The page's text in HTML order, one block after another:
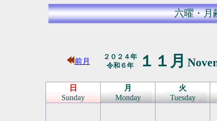
六曜・月
前月
２０２４年
令和６年
１１月
日
Sunday
月
Monday
火
Tuesday